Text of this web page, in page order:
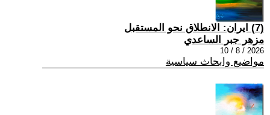
(7) ايران: الانطلاق نحو المستقبل
مزهر جبر الساعدي
2026 / 8 / 10
مواضيع وابحاث سياسية